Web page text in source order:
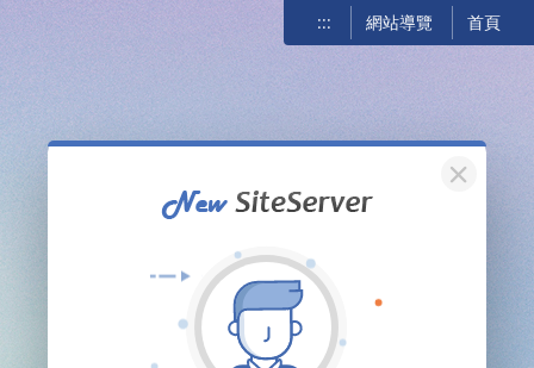
::: 網站導覽 首頁
關閉